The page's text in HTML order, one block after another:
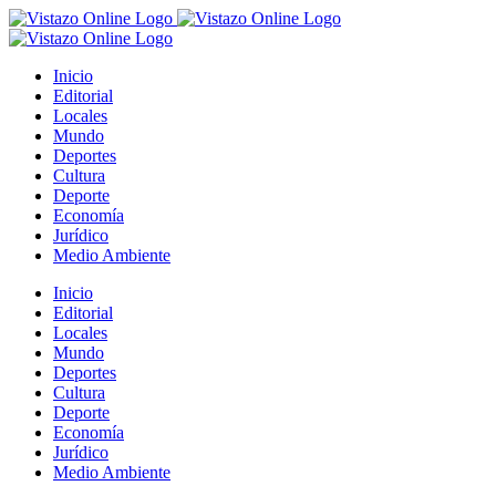
Saltar
al
Inicio
Editorial
Locales
Mundo
Deportes
Cultura
Deporte
Economía
Jurídico
Medio Ambiente
Inicio
Editorial
Locales
Mundo
Deportes
Cultura
Deporte
Economía
Jurídico
Medio Ambiente